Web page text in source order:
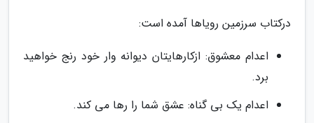
درکتاب سرزمین رویاها آمده است:
اعدام معشوق: ازکارهایتان دیوانه وار خود رنج خواهید
برد.
اعدام یک بی گناه: عشق شما را رها می کند.